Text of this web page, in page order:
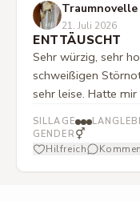
Traumnovelle
21. Juli 2026
ENTTÄUSCHT
Sehr würzig, sehr
schweißigen
sehr leise. Hatte
SILLAGE
GENDER ⚥
Hilfreich